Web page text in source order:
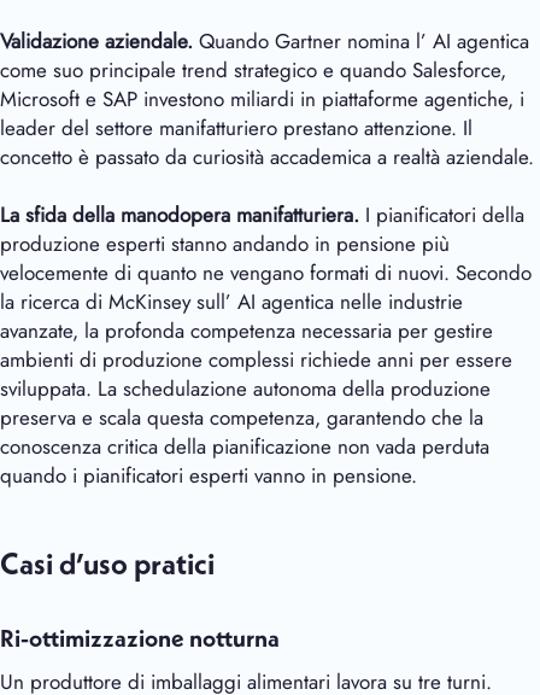
Validazione aziendale. Quando Gartner nomina l’ AI agentica
come suo principale trend strategico e quando Salesforce,
Microsoft e SAP investono miliardi in piattaforme agentiche, i
leader del settore manifatturiero prestano attenzione. Il
concetto è passato da curiosità accademica a realtà aziendale.
La sfida della manodopera manifatturiera. I pianificatori della
produzione esperti stanno andando in pensione più
velocemente di quanto ne vengano formati di nuovi. Secondo
la ricerca di McKinsey sull’ AI agentica nelle industrie
avanzate, la profonda competenza necessaria per gestire
ambienti di produzione complessi richiede anni per essere
sviluppata. La schedulazione autonoma della produzione
preserva e scala questa competenza, garantendo che la
conoscenza critica della pianificazione non vada perduta
quando i pianificatori esperti vanno in pensione.
Casi d’uso pratici
Ri-ottimizzazione notturna
Un produttore di imballaggi alimentari lavora su tre turni.